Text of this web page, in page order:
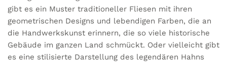
gibt es ein Muster traditioneller Fliesen mit ihren
geometrischen Designs und lebendigen Farben, die an
die Handwerkskunst erinnern, die so viele historische
Gebäude im ganzen Land schmückt. Oder vielleicht gibt
es eine stilisierte Darstellung des legendären Hahns